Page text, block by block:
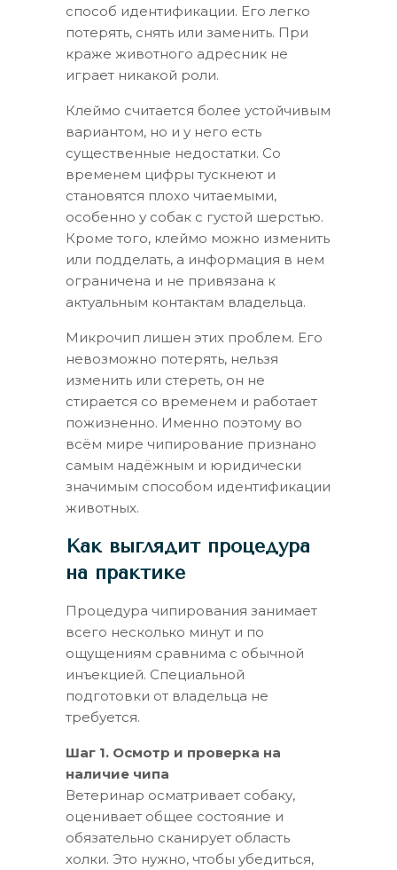
способ идентификации. Его легко
потерять, снять или заменить. При
краже животного адресник не
играет никакой роли.
Клеймо считается более устойчивым
вариантом, но и у него есть
существенные недостатки. Со
временем цифры тускнеют и
становятся плохо читаемыми,
особенно у собак с густой шерстью.
Кроме того, клеймо можно изменить
или подделать, а информация в нем
ограничена и не привязана к
актуальным контактам владельца.
Микрочип лишен этих проблем. Его
невозможно потерять, нельзя
изменить или стереть, он не
стирается со временем и работает
пожизненно. Именно поэтому во
всём мире чипирование признано
самым надёжным и юридически
значимым способом идентификации
животных.
Как выглядит процедура
на практике
Процедура чипирования занимает
всего несколько минут и по
ощущениям сравнима с обычной
инъекцией. Специальной
подготовки от владельца не
требуется.
Шаг 1. Осмотр и проверка на
наличие чипа
Ветеринар осматривает собаку,
оценивает общее состояние и
обязательно сканирует область
холки. Это нужно, чтобы убедиться,